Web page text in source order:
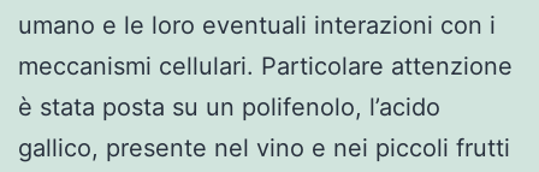
umano e le loro eventuali interazioni con i
meccanismi cellulari. Particolare attenzione
è stata posta su un polifenolo, l’acido
gallico, presente nel vino e nei piccoli frutti